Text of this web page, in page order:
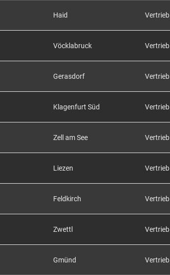
Haid Vertrieb
Vöcklabruck Vertrieb
Gerasdorf Vertrieb
Klagenfurt Süd Vertrieb
Zell am See Vertrieb
Liezen Vertrieb
Feldkirch Vertrieb
Zwettl Vertrieb
Gmünd Vertrieb